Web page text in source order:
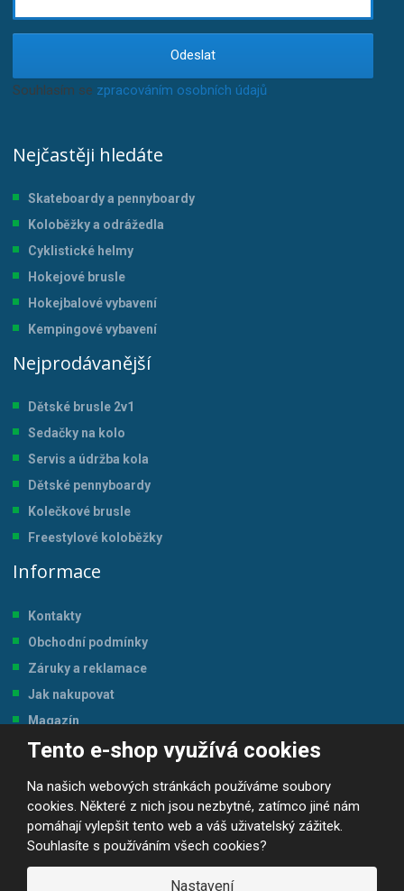
Tento e-shop využívá cookies
Na našich webových stránkách používáme soubory
cookies. Některé z nich jsou nezbytné, zatímco jiné nám
pomáhají vylepšit tento web a váš uživatelský zážitek.
Souhlasíte s používáním všech cookies?
Nastavení
Odeslat
Souhlasím se zpracováním osobních údajů.
Nejčastěji hledáte
Skateboardy a pennyboardy
Koloběžky a odrážedla
Cyklistické helmy
Hokejové brusle
Hokejbalové vybavení
Kempingové vybavení
Nejprodávanější
Dětské brusle 2v1
Sedačky na kolo
Servis a údržba kola
Dětské pennyboardy
Kolečkové brusle
Freestylové koloběžky
Informace
Kontakty
Obchodní podmínky
Záruky a reklamace
Jak nakupovat
Magazín
Tabulka velikostí
© 2026, JP-SPORT.CZ SPORTOVNÍ POTŘEBY
Prohlášení o přístupnosti |Mapa stránek ||GDPR